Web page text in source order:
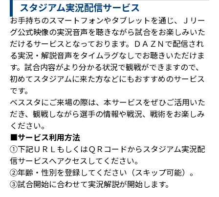
スタジアム実況配信サービス
お手持ちのスマートフォンやタブレットを通じ、Ｊリー
グ公式映像の実況音声を聴きながら試合をお楽しみいた
だけるサービスとなっております。ＤＡＺＮで配信され
る実況・解説音声をタイムラグなしでお聴きいただけま
す。試合内容がより分かる状況で観戦ができますので、
初めてスタジアムに来た方などにもおすすめのサービス
です。
ベススタにご来場の際は、本サービスをぜひご活用いた
だき、観戦しながら選手の情報や戦況、戦術をお楽しみ
ください。
■サービス利用方法
①下記ＵＲＬもしくはＱＲコードからスタジアム実況配
信サービスへアクセスしてください。
②年齢・性別を登録してください（スキップ可能）。
③試合開始に合わせて実況解説が開始します。